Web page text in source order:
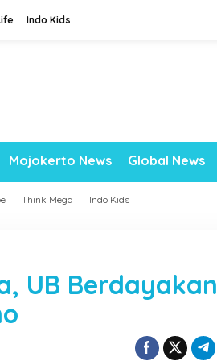
Indo Kids
Mojokerto News Global News
Think Mega Indo Kids
UB Berdayakan